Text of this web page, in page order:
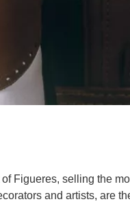
Figueres, selling the
and artists, are